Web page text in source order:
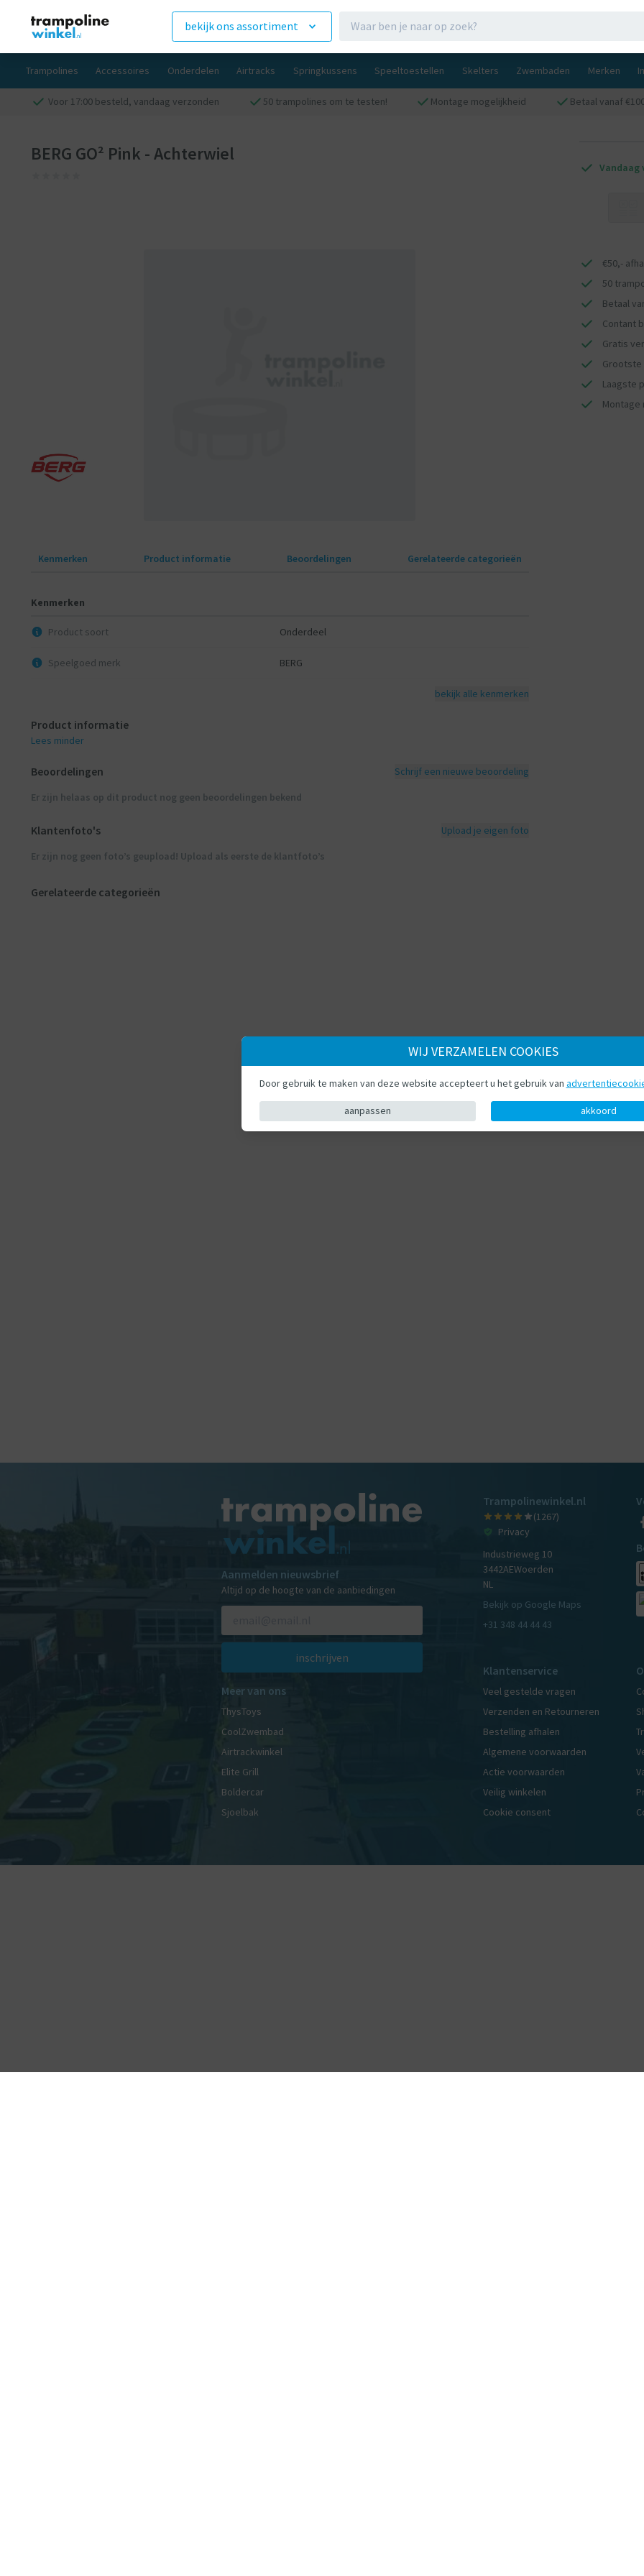
bekijk ons assortiment
Trampolines Accessoires Onderdelen Airtracks Springkussens Speeltoestellen Skelters Zwembaden Merken
Voor 17:00 besteld, vandaag verzonden 50 trampolines om te testen! Montage mogelijkheid Betaal vanaf
BERG GO² Pink - Achterwiel
Kenmerken Product informatie Beoordelingen Gerelateerde categorieën
Kenmerken
Product soort Onderdeel
Speelgoed merk BERG
bekijk alle kenmerken
Product informatie
Lees minder
Beoordelingen
Schrijf een nieuwe beoordeling
Er zijn helaas op dit product nog geen beoordelingen bekend
Klantenfoto's
Upload je eigen foto
Er zijn nog geen foto’s geupload! Upload als eerste de klantfoto’s
Gerelateerde categorieën
Vandaag
€50,-
50
Betaal
Contant
Gratis
Grootste
Laagste
Montage
Aanmelden nieuwsbrief
Altijd op de hoogte van de aanbiedingen
inschrijven
Meer van ons
ThysToys
CoolZwembad
Airtrackwinkel
Elite Grill
Boldercar
Sjoelbak
Trampolinewinkel.nl
(1267)
Privacy
Industrieweg 10
3442AEWoerden
NL
Bekijk op Google Maps
+31 348 44 44 43
Klantenservice
Veel gestelde vragen
Verzenden en Retourneren
Bestelling afhalen
Algemene voorwaarden
Actie voorwaarden
Veilig winkelen
Cookie consent
WIJ VERZAMELEN COOKIES
Door gebruik te maken van deze website accepteert u het gebruik van
aanpassen akkoord